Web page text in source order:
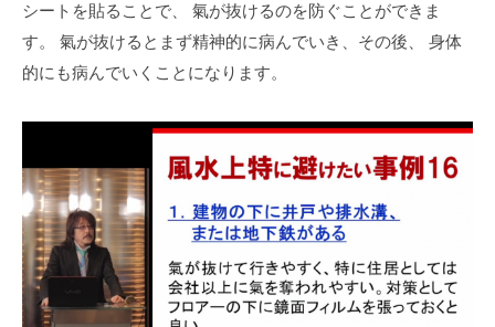
シートを貼ることで、
氣が抜けるのを防ぐことができま
す。
氣が抜けるとまず精神的に病んでいき、その後、
身体
的にも病んでいくことになります。